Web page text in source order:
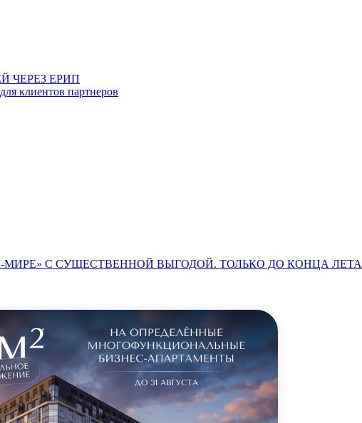
ЧЕРЕЗ ЕРИП
клиентов партнеров
С СУЩЕСТВЕННОЙ ВЫГОДОЙ. ТОЛЬКО ДО КОНЦА